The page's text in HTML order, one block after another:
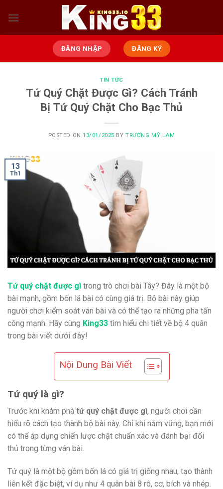
ĐĂNG NHẬP ĐĂNG KÝ
TIN TỨC
Tứ Quý Chặt Được Gì? Cách Tránh
Bị Tứ Quý Chặt Cho Bạc Thủ
POSTED ON13/01/2025 BYTRƯƠNG MỸ LAM
13
Th1
Tứ quý chặt được gì trong trò chơi bài Tây? Đây là một bộ
bài mạnh, gồm bốn lá bài có cùng giá trị. Bộ bài này giúp
người chơi kiểm soát ván bài và có thể tạo ra những pha tấn
công mạnh. Hãy cùng King33 tìm hiểu chi tiết về bộ 4 quân
trong bài viết dưới đây!
Nội Dung Bài Viết
Tứ quý là gì?
Trước khi khám phá tứ quý chặt được gì, người chơi cần
hiểu rõ cách tạo thành bộ bài này. Chỉ khi nắm vững, bạn mới
có thể áp dụng chiến lược chặt chuẩn xác và đánh bại đối
thủ trong từng ván bài.
Tứ quý là một bộ gồm bốn lá có giá trị giống nhau, tạo thành
liên kết đặc biệt, ví dụ như 4 quân bài 8 rô, cơ, bích và nhép.